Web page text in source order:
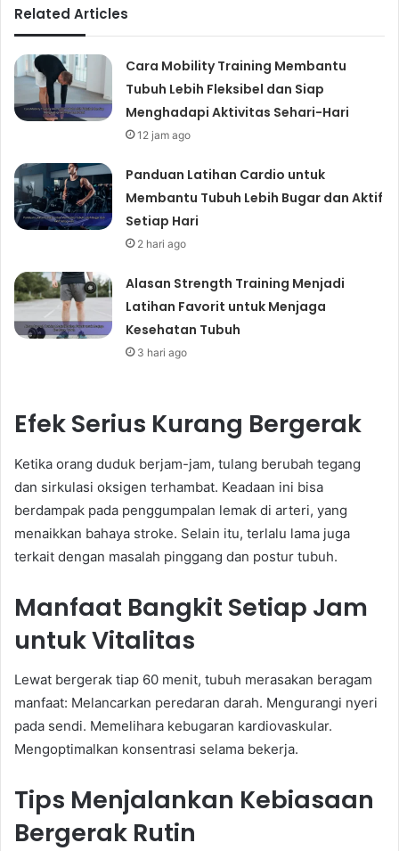
Related Articles
Cara Mobility Training Membantu
Tubuh Lebih Fleksibel dan Siap
Menghadapi Aktivitas Sehari-Hari
12 jam ago
Panduan Latihan Cardio untuk
Membantu Tubuh Lebih Bugar dan Aktif
Setiap Hari
2 hari ago
Alasan Strength Training Menjadi
Latihan Favorit untuk Menjaga
Kesehatan Tubuh
3 hari ago
Efek Serius Kurang Bergerak
Ketika orang duduk berjam-jam, tulang berubah tegang
dan sirkulasi oksigen terhambat. Keadaan ini bisa
berdampak pada penggumpalan lemak di arteri, yang
menaikkan bahaya stroke. Selain itu, terlalu lama juga
terkait dengan masalah pinggang dan postur tubuh.
Manfaat Bangkit Setiap Jam
untuk Vitalitas
Lewat bergerak tiap 60 menit, tubuh merasakan beragam
manfaat: Melancarkan peredaran darah. Mengurangi nyeri
pada sendi. Memelihara kebugaran kardiovaskular.
Mengoptimalkan konsentrasi selama bekerja.
Tips Menjalankan Kebiasaan
Bergerak Rutin